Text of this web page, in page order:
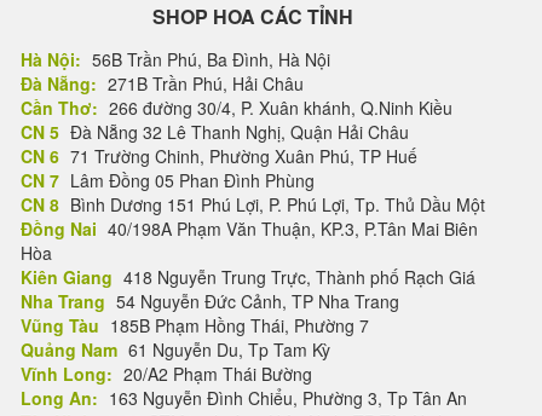
SHOP HOA CÁC TỈNH
Hà Nội: 56B Trần Phú, Ba Đình, Hà Nội
Đà Nẵng: 271B Trần Phú, Hải Châu
Cần Thơ: 266 đường 30/4, P. Xuân khánh, Q.Ninh Kiều
CN 5 Đà Nẵng 32 Lê Thanh Nghị, Quận Hải Châu
CN 6 71 Trường Chinh, Phường Xuân Phú, TP Huế
CN 7 Lâm Đồng 05 Phan Đình Phùng
CN 8 Bình Dương 151 Phú Lợi, P. Phú Lợi, Tp. Thủ Dầu Một
Đồng Nai 40/198A Phạm Văn Thuận, KP.3, P.Tân Mai Biên
Hòa
Kiên Giang 418 Nguyễn Trung Trực, Thành phố Rạch Giá
Nha Trang 54 Nguyễn Đức Cảnh, TP Nha Trang
Vũng Tàu 185B Phạm Hồng Thái, Phường 7
Quảng Nam 61 Nguyễn Du, Tp Tam Kỳ
Vĩnh Long: 20/A2 Phạm Thái Bường
Long An: 163 Nguyễn Đình Chiểu, Phường 3, Tp Tân An